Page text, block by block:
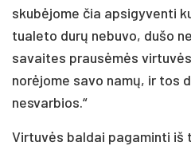
skubėjome čia apsigyventi
tualeto durų nebuvo, dušo
savaites prausėmės
norėjome savo namų, ir tos
nesvarbios.“
Virtuvės baldai pagaminti iš